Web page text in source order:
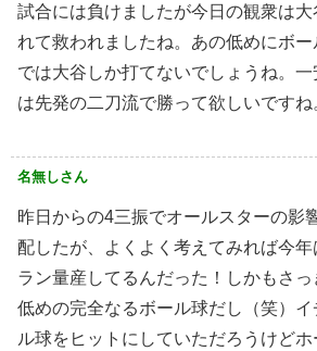
試合には負けましたが今日の観衆は
れて救われましたね。あの低めにボ
では大谷しか打てないでしょうね。一
は先発の二刀流で勝って欲しいですね
名無しさん
昨日からの4三振でオールスターの影
配したが、よくよく考えてみれば今
ラン量産してるんだった！しかもさ
低めの完全なるボール球だし（笑）
ル球をヒットにしていただろうけど